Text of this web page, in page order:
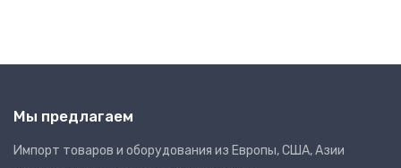
Мы предлагаем
Импорт товаров и оборудования из Европы, США, Азии